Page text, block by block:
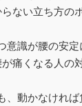
ない立ち方の
意識が腰の安定
痛くなる人の
、動かなけれ